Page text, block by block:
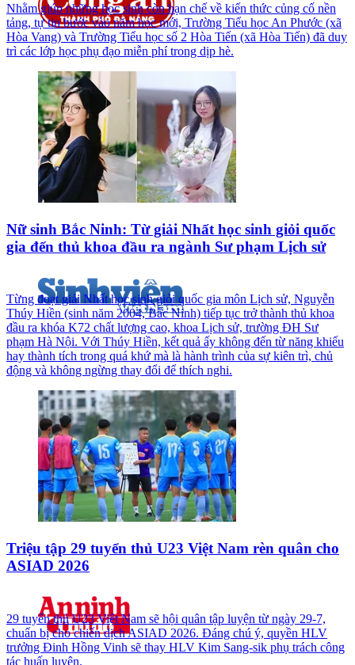
Nhằm giúp những học sinh còn hạn chế về kiến thức củng cố nền
tảng, tự tin bước vào năm học mới, Trường Tiểu học An Phước (xã
Hòa Vang) và Trường Tiểu học số 2 Hòa Tiến (xã Hòa Tiến) đã duy
trì các lớp học phụ đạo miễn phí trong dịp hè.
Nữ sinh Bắc Ninh: Từ giải Nhất học sinh giỏi quốc
gia đến thủ khoa đầu ra ngành Sư phạm Lịch sử
Từng đoạt giải Nhất học sinh giỏi quốc gia môn Lịch sử, Nguyễn
Thúy Hiền (sinh năm 2004, Bắc Ninh) tiếp tục trở thành thủ khoa
đầu ra khóa K72 chất lượng cao, khoa Lịch sử, trường ĐH Sư
phạm Hà Nội. Với Thúy Hiền, kết quả ấy không đến từ năng khiếu
hay thành tích trong quá khứ mà là hành trình của sự kiên trì, chủ
động và không ngừng thay đổi để thích nghi.
Triệu tập 29 tuyển thủ U23 Việt Nam rèn quân cho
ASIAD 2026
29 tuyển thủ U23 Việt Nam sẽ hội quân tập luyện từ ngày 29-7,
chuẩn bị cho chiến dịch ASIAD 2026. Đáng chú ý, quyền HLV
trưởng Đinh Hồng Vinh sẽ thay HLV Kim Sang-sik phụ trách công
tác huấn luyện.